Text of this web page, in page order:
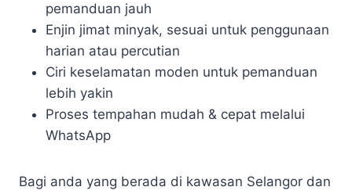
pemanduan jauh
Enjin jimat minyak, sesuai untuk penggunaan
harian atau percutian
Ciri keselamatan moden untuk pemanduan
lebih yakin
Proses tempahan mudah & cepat melalui
WhatsApp
Bagi anda yang berada di kawasan Selangor dan